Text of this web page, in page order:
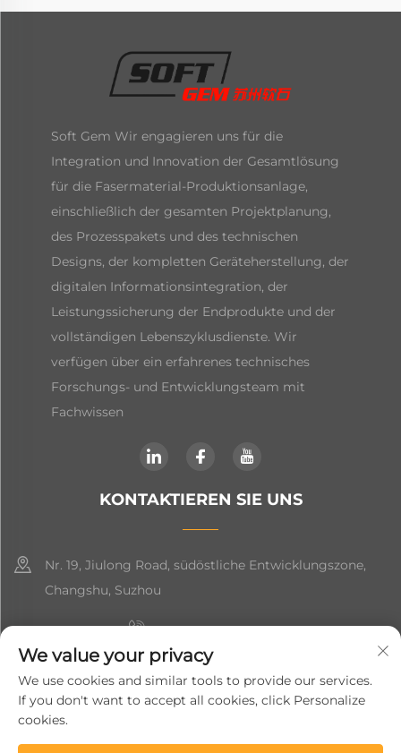
Soft Gem Wir engagieren uns für die
Integration und Innovation der Gesamtlösung
für die Fasermaterial-Produktionsanlage,
einschließlich der gesamten Projektplanung,
des Prozesspakets und des technischen
Designs, der kompletten Geräteherstellung, der
digitalen Informationsintegration, der
Leistungssicherung der Endprodukte und der
vollständigen Lebenszyklusdienste. Wir
verfügen über ein erfahrenes technisches
Forschungs- und Entwicklungsteam mit
Fachwissen
KONTAKTIEREN SIE UNS
Nr. 19, Jiulong Road, südöstliche Entwicklungszone,
Changshu, Suzhou
+86-19906239903
[email protected]
+86-13852981437
We value your privacy
We use cookies and similar tools to provide our services.
If you don't want to accept all cookies, click Personalize
cookies.